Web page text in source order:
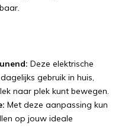
Deze elektrische
gebruik in huis,
naar plek kunt bewegen.
Met deze aanpassing kun
op jouw ideale